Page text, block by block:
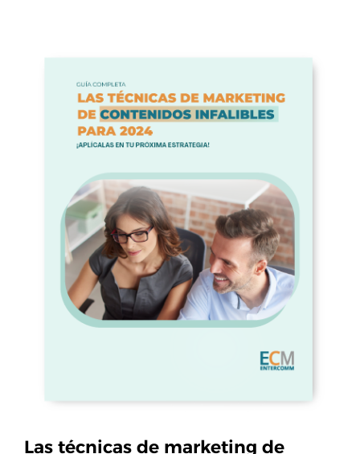
Las técnicas de marketing de